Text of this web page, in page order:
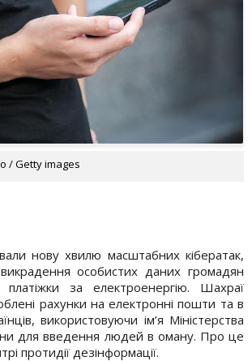
/ Getty images
нову хвилю масштабних кібератак,
особистих даних громадян
за електроенергію. Шахраї
рахунки на електронні пошти та в
використовуючи ім’я Міністерства
для введення людей в оману. Про це
протидії дезінформації.